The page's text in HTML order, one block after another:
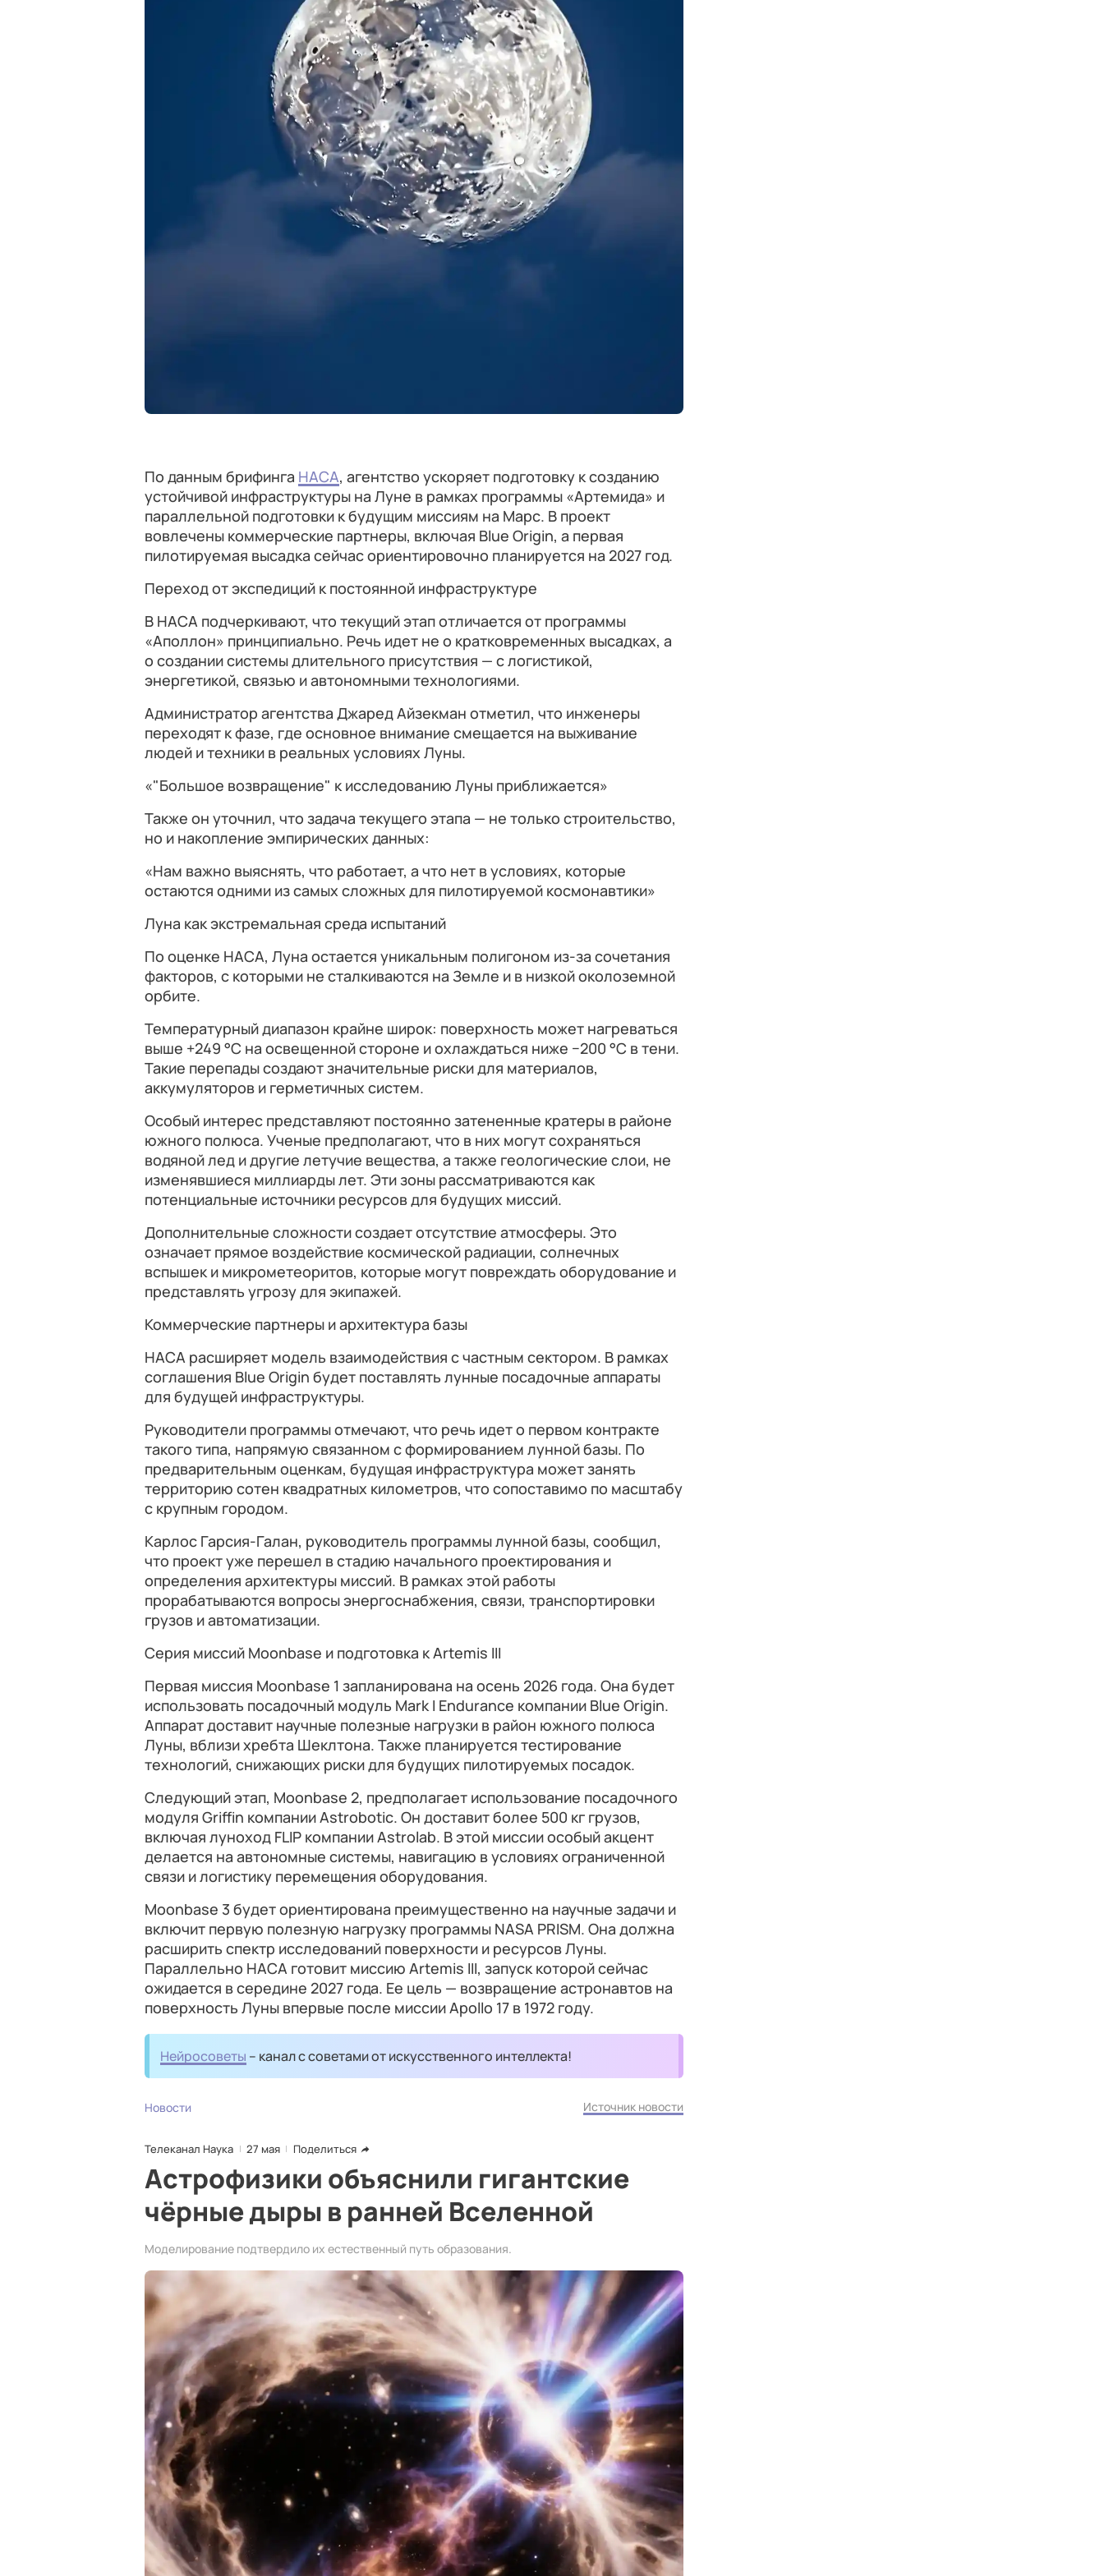
По данным брифинга НАСА, агентство ускоряет подготовку к созданию
устойчивой инфраструктуры на Луне в рамках программы «Артемида» и
параллельной подготовки к будущим миссиям на Марс. В проект
вовлечены коммерческие партнеры, включая Blue Origin, а первая
пилотируемая высадка сейчас ориентировочно планируется на 2027 год.
Переход от экспедиций к постоянной инфраструктуре
В НАСА подчеркивают, что текущий этап отличается от программы
«Аполлон» принципиально. Речь идет не о кратковременных высадках, а
о создании системы длительного присутствия — с логистикой,
энергетикой, связью и автономными технологиями.
Администратор агентства Джаред Айзекман отметил, что инженеры
переходят к фазе, где основное внимание смещается на выживание
людей и техники в реальных условиях Луны.
«"Большое возвращение" к исследованию Луны приближается»
Также он уточнил, что задача текущего этапа — не только строительство,
но и накопление эмпирических данных:
«Нам важно выяснять, что работает, а что нет в условиях, которые
остаются одними из самых сложных для пилотируемой космонавтики»
Луна как экстремальная среда испытаний
По оценке НАСА, Луна остается уникальным полигоном из-за сочетания
факторов, с которыми не сталкиваются на Земле и в низкой околоземной
орбите.
Температурный диапазон крайне широк: поверхность может нагреваться
выше +249 °C на освещенной стороне и охлаждаться ниже −200 °C в тени.
Такие перепады создают значительные риски для материалов,
аккумуляторов и герметичных систем.
Особый интерес представляют постоянно затененные кратеры в районе
южного полюса. Ученые предполагают, что в них могут сохраняться
водяной лед и другие летучие вещества, а также геологические слои, не
изменявшиеся миллиарды лет. Эти зоны рассматриваются как
потенциальные источники ресурсов для будущих миссий.
Дополнительные сложности создает отсутствие атмосферы. Это
означает прямое воздействие космической радиации, солнечных
вспышек и микрометеоритов, которые могут повреждать оборудование и
представлять угрозу для экипажей.
Коммерческие партнеры и архитектура базы
НАСА расширяет модель взаимодействия с частным сектором. В рамках
соглашения Blue Origin будет поставлять лунные посадочные аппараты
для будущей инфраструктуры.
Руководители программы отмечают, что речь идет о первом контракте
такого типа, напрямую связанном с формированием лунной базы. По
предварительным оценкам, будущая инфраструктура может занять
территорию сотен квадратных километров, что сопоставимо по масштабу
с крупным городом.
Карлос Гарсия-Галан, руководитель программы лунной базы, сообщил,
что проект уже перешел в стадию начального проектирования и
определения архитектуры миссий. В рамках этой работы
прорабатываются вопросы энергоснабжения, связи, транспортировки
грузов и автоматизации.
Серия миссий Moonbase и подготовка к Artemis III
Первая миссия Moonbase 1 запланирована на осень 2026 года. Она будет
использовать посадочный модуль Mark I Endurance компании Blue Origin.
Аппарат доставит научные полезные нагрузки в район южного полюса
Луны, вблизи хребта Шеклтона. Также планируется тестирование
технологий, снижающих риски для будущих пилотируемых посадок.
Следующий этап, Moonbase 2, предполагает использование посадочного
модуля Griffin компании Astrobotic. Он доставит более 500 кг грузов,
включая луноход FLIP компании Astrolab. В этой миссии особый акцент
делается на автономные системы, навигацию в условиях ограниченной
связи и логистику перемещения оборудования.
Moonbase 3 будет ориентирована преимущественно на научные задачи и
включит первую полезную нагрузку программы NASA PRISM. Она должна
расширить спектр исследований поверхности и ресурсов Луны.
Параллельно НАСА готовит миссию Artemis III, запуск которой сейчас
ожидается в середине 2027 года. Ее цель — возвращение астронавтов на
поверхность Луны впервые после миссии Apollo 17 в 1972 году.
Нейросоветы – канал с советами от искусственного интеллекта!
Новости Источник новости
Телеканал Наука 27 мая Поделиться
Астрофизики объяснили гигантские
чёрные дыры в ранней Вселенной
Моделирование подтвердило их естественный путь образования.